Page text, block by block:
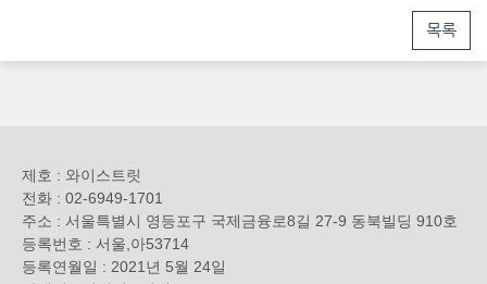
목록
제호 : 와이스트릿
전화 : 02-6949-1701
주소 : 서울특별시 영등포구 국제금융로8길 27-9 동북빌딩 910호
등록번호 : 서울,아53714
등록연월일 : 2021년 5월 24일